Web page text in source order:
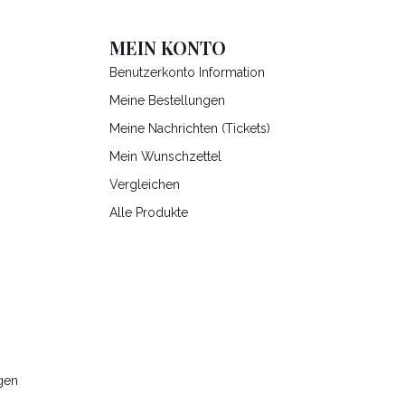
MEIN KONTO
Benutzerkonto Information
Meine Bestellungen
Meine Nachrichten (Tickets)
Mein Wunschzettel
Vergleichen
Alle Produkte